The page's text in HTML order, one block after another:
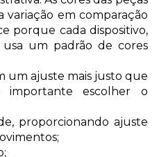
em comparação
porque cada dispositivo,
um padrão de cores
um ajuste mais justo que
importante escolher o
, proporcionando ajuste